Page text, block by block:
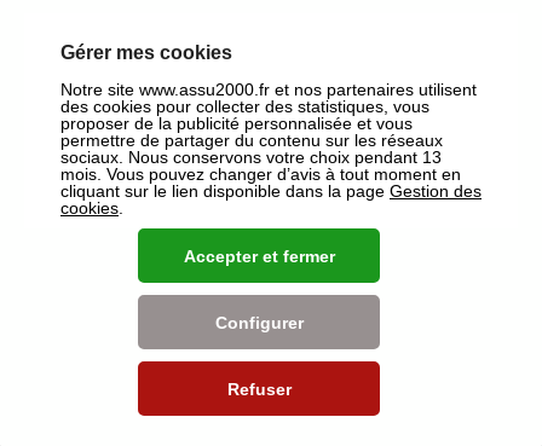
à votre disposition pour réaliser un devis gratuit pour vos assurances
Nos offres pour les particuliers
Assurance Auto
Des tarifs adaptés à tous les profils
de conducteurs. Jeunes permis,
conducteurs expérimentés,
malussés ou résiliés : nous avons
des solutions pour chacun.
Gérer mes cookies
Notre site www.assu2000.fr et nos partenaires utilisent
des cookies pour collecter des statistiques, vous
proposer de la publicité personnalisée et vous
permettre de partager du contenu sur les réseaux
sociaux. Nous conservons votre choix pendant 13
mois. Vous pouvez changer d’avis à tout moment en
cliquant sur le lien disponible dans la page Gestion des
cookies
Refuser
Configurer
Accepter et fermer